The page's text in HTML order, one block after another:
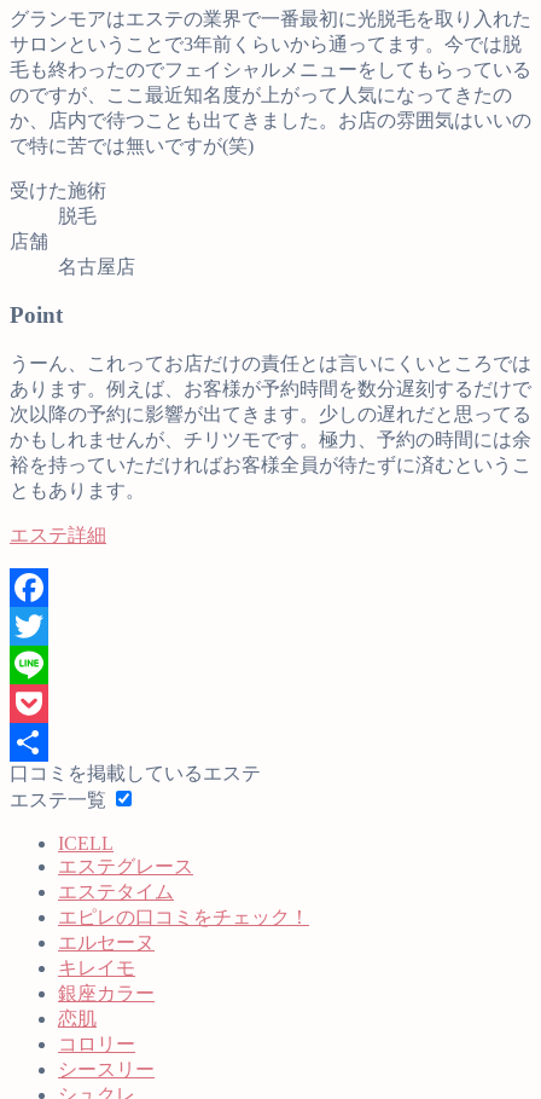
グランモアはエステの業界で一番最初に光脱毛を取り入れた
サロンということで3年前くらいから通ってます。今では脱
毛も終わったのでフェイシャルメニューをしてもらっている
のですが、ここ最近知名度が上がって人気になってきたの
か、店内で待つことも出てきました。お店の雰囲気はいいの
で特に苦では無いですが(笑)
受けた施術
脱毛
店舗
名古屋店
Point
うーん、これってお店だけの責任とは言いにくいところでは
あります。例えば、お客様が予約時間を数分遅刻するだけで
次以降の予約に影響が出てきます。少しの遅れだと思ってる
かもしれませんが、チリツモです。極力、予約の時間には余
裕を持っていただければお客様全員が待たずに済むというこ
ともあります。
エステ詳細
口コミを掲載しているエステ
エステ一覧
ICELL
エステグレース
エステタイム
エピレの口コミをチェック！
エルセーヌ
キレイモ
銀座カラー
恋肌
コロリー
シースリー
シュクレ